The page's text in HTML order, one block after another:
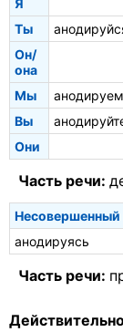
Я
Ты
Он/
она
Мы
Вы
Они
Часть речи:
Несовершенный
анодируясь
Часть речи: